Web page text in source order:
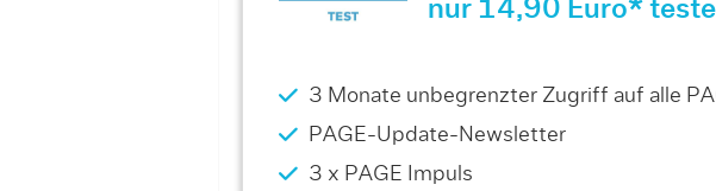
nur 14,90 Euro*
3 Monate unbegrenzter Zugriff auf alle
PAGE-Update-Newsletter
3 x PAGE Impuls